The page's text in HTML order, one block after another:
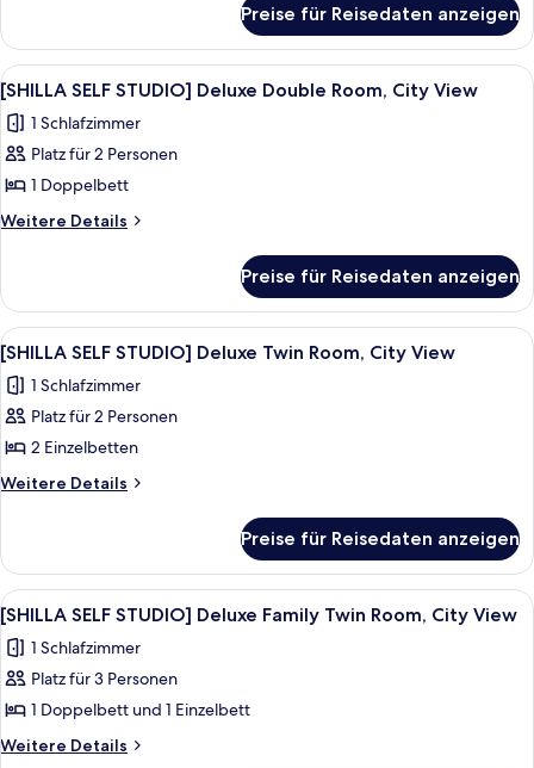
City
View
+
LOTTE
Duty
Free
Voucher
1
FREE
PKG]
Deluxe
Family
Room,
City
+
LOTTE
Duty
1
Preise für Reisedaten anzeigen
Alle
Fotos
für
[SHILLA
SELF
STUDIO]
Room,
City
View
anzeigen
Ein grauer Teddybär mit Schleier
9
[SHILLA SELF STUDIO] Deluxe Double Room, City View
1 Schlafzimmer
Platz für 2 Personen
1 Doppelbett
Weitere Details
Weitere
SELF
STUDIO]
Deluxe
Double
Room,
City
Preise für Reisedaten anzeigen
Alle
Fotos
für
[SHILLA
SELF
STUDIO]
Room,
City
View
anzeigen
Ein grauer Teddybär mit Schleier
9
[SHILLA SELF STUDIO] Deluxe Twin Room, City View
1 Schlafzimmer
Platz für 2 Personen
2 Einzelbetten
Weitere Details
Weitere
SELF
STUDIO]
Deluxe
Twin
Room,
City
Preise für Reisedaten anzeigen
Alle
Fotos
für
[SHILLA
SELF
STUDIO]
Ein grauer Teddybär mit Schleier
7
[SHILLA SELF STUDIO] Deluxe Family Twin Room, City View
1 Schlafzimmer
Platz für 3 Personen
1 Doppelbett und 1 Einzelbett
Weitere Details
Weitere